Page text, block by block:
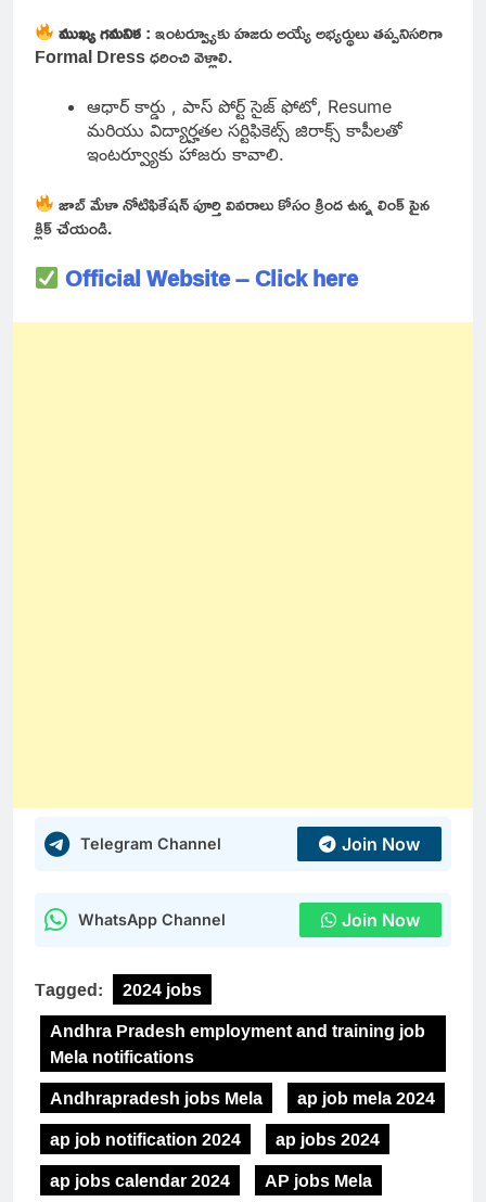
ముఖ్య గమనిక: ఇంటర్వ్యూకు హజరు అయ్యే అభ్యర్థులు తప్పనిసరిగా
Formal Dress ధరించి వెళ్లాలి.
ఆధార్ కార్డు , పాస్ పోర్ట్ సైజ్ ఫోటో, Resume
మరియు విద్యార్హతల సర్టిఫికెట్స్ జిరాక్స్ కాపీలతో
ఇంటర్వ్యూకు హాజరు కావాలి.
జాబ్ మేళా నోటిఫికేషన్ పూర్తి వివరాలు కోసం క్రింద ఉన్న లింక్ పైన
క్లిక్ చేయండి.
Official Website – Click here
Telegram Channel Join Now
WhatsApp Channel Join Now
Tagged:
2024 jobs
Andhra Pradesh employment and training job
Mela notifications
Andhrapradesh jobs Mela
ap job mela 2024
ap job notification 2024
ap jobs 2024
ap jobs calendar 2024
AP jobs Mela